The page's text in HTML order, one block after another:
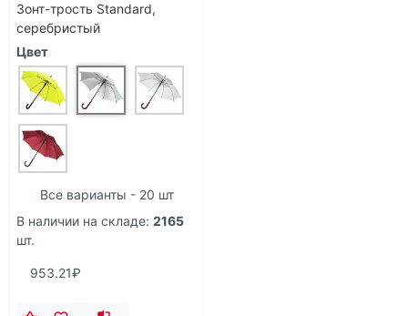
Зонт-трость Standard,
серебристый
Цвет
Все варианты - 20 шт
В наличии на складе: 2165
шт.
953.21₽